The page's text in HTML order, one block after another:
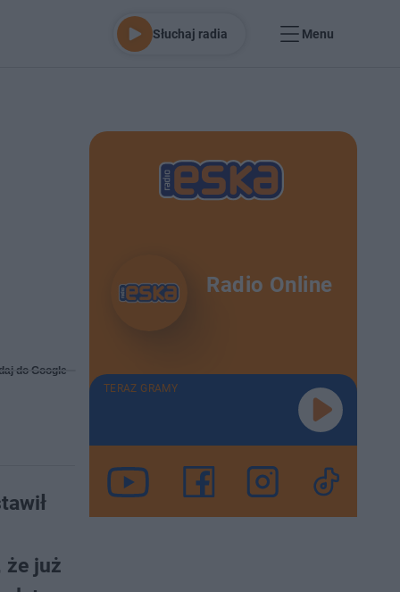
Słuchaj radia Menu
do Google
że już
Radio Online
TERAZ GRAMY